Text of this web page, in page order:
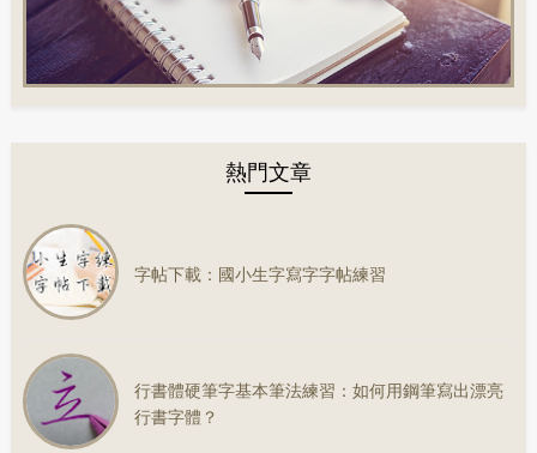
熱門文章
字帖下載：國小生字寫字字帖練習
行書體硬筆字基本筆法練習：如何用鋼筆寫出漂亮
行書字體？